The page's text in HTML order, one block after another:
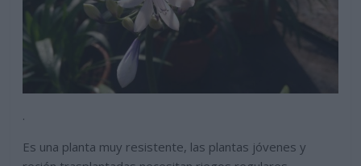
.
Es una planta muy resistente, las plantas jóvenes y